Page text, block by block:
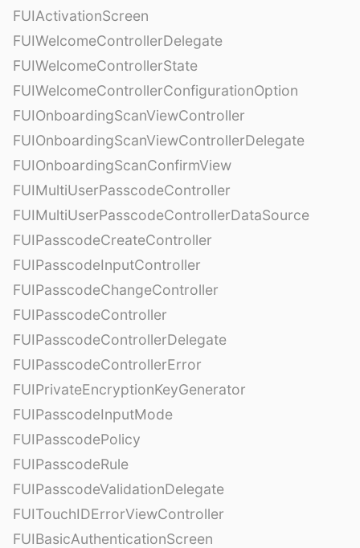
FUIActivationScreen
FUIWelcomeControllerDelegate
FUIWelcomeControllerState
FUIWelcomeControllerConfigurationOption
FUIOnboardingScanViewController
FUIOnboardingScanViewControllerDelegate
FUIOnboardingScanConfirmView
FUIMultiUserPasscodeController
FUIMultiUserPasscodeControllerDataSource
FUIPasscodeCreateController
FUIPasscodeInputController
FUIPasscodeChangeController
FUIPasscodeController
FUIPasscodeControllerDelegate
FUIPasscodeControllerError
FUIPrivateEncryptionKeyGenerator
FUIPasscodeInputMode
FUIPasscodePolicy
FUIPasscodeRule
FUIPasscodeValidationDelegate
FUITouchIDErrorViewController
FUIBasicAuthenticationScreen